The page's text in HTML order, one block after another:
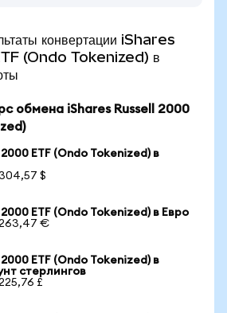
конвертации iShares
(Ondo Tokenized) в
обмена iShares Russell 2000
ETF (Ondo Tokenized) в
$
ETF (Ondo Tokenized) в Евро
263,47 €
ETF (Ondo Tokenized) в
стерлингов
£